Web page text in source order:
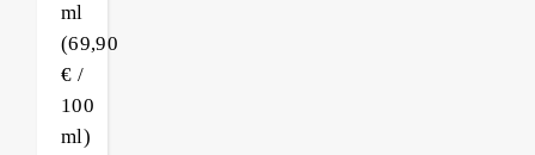
ml
(69,90
€ /
100
ml)